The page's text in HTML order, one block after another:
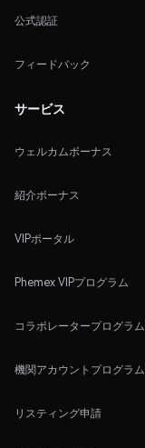
公式認証
フィードバック
サービス
ウェルカムボーナス
紹介ボーナス
VIPポータル
Phemex VIPプログラム
コラボレータープログラム
機関アカウントプログラム
リスティング申請